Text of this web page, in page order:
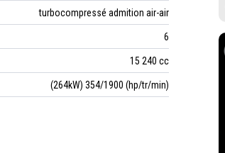
turbocompressé admition air-air
6
15 240 cc
(264kW) 354/1900 (hp/tr/min)